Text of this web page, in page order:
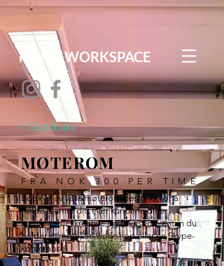
HOME WORKSPACE
< Gå tilbake
MØTEROM
FRA NOK 300 PER TIME
Book et av våre møterom designet for å
holde teamet ditt eller kundene dine
komfortable, kreative og fokuserte, enten du
holder et møte, en workshop eller en Skype-
konferanse.